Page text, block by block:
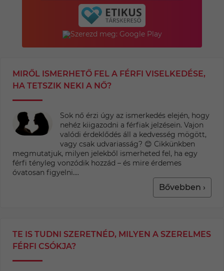
MIRŐL ISMERHETŐ FEL A FÉRFI VISELKEDÉSE,
HA TETSZIK NEKI A NŐ?
Sok nő érzi úgy az ismerkedés elején, hogy
nehéz kiigazodni a férfiak jelzésein. Vajon
valódi érdeklődés áll a kedvesség mögött,
vagy csak udvariasság? 😊 Cikkünkben
megmutatjuk, milyen jelekből ismerheted fel, ha egy
férfi tényleg vonzódik hozzád – és mire érdemes
óvatosan figyelni....
Bővebben ›
TE IS TUDNI SZERETNÉD, MILYEN A SZERELMES
FÉRFI CSÓKJA?